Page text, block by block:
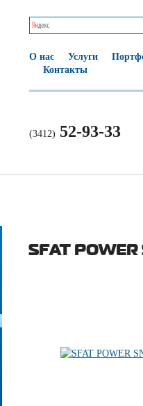
О нас Услуги
Контакты
(3412) 52-93-33
SFAT